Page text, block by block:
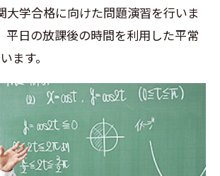
大学合格に向けた問題演習を行いま
平日の放課後の時間を利用した平常
ます。